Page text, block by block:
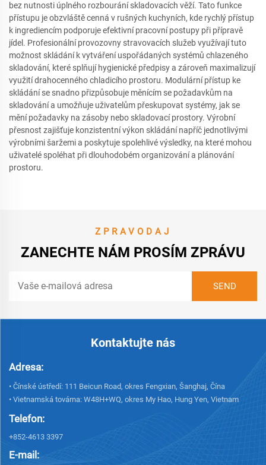
bez nutnosti úplného rozbourání skladovacích věží. Tato funkce
přístupu je obzvláště cenná v rušných kuchyních, kde rychlý přístup
k ingrediencím podporuje efektivní pracovní postupy při přípravě
jídel. Profesionální provozovny stravovacích služeb využívají tuto
možnost skládání k vytváření uspořádaných systémů chlazeného
skladování, které splňují hygienické předpisy a zároveň maximalizují
využití drahocenného chladicího prostoru. Modulární přístup ke
skládání se snadno přizpůsobuje měnícím se požadavkům na
skladování a umožňuje uživatelům přeskupovat systémy, jak se
mění požadavky na zásoby nebo skladovací prostory. Výrobní
přesnost zajišťuje konzistentní výkon skládání napříč jednotlivými
výrobními šaržemi a poskytuje spolehlivé výsledky, na které mohou
uživatelé spoléhat při dlouhodobém organizování a plánování
prostoru.
ZPRAVODAJ
ZANECHTE NÁM PROSÍM ZPRÁVU
Kontaktujte nás
Adresa:
• Čínské ústředí: 111 Beicun Road, okres Fengxian, Šanghaj, Čína
• Vietnamská továrna: W48H+WQ, okres My Hao, Hung Yen, Vietnam
Telefon:
+852-4613 3397
E-mail: